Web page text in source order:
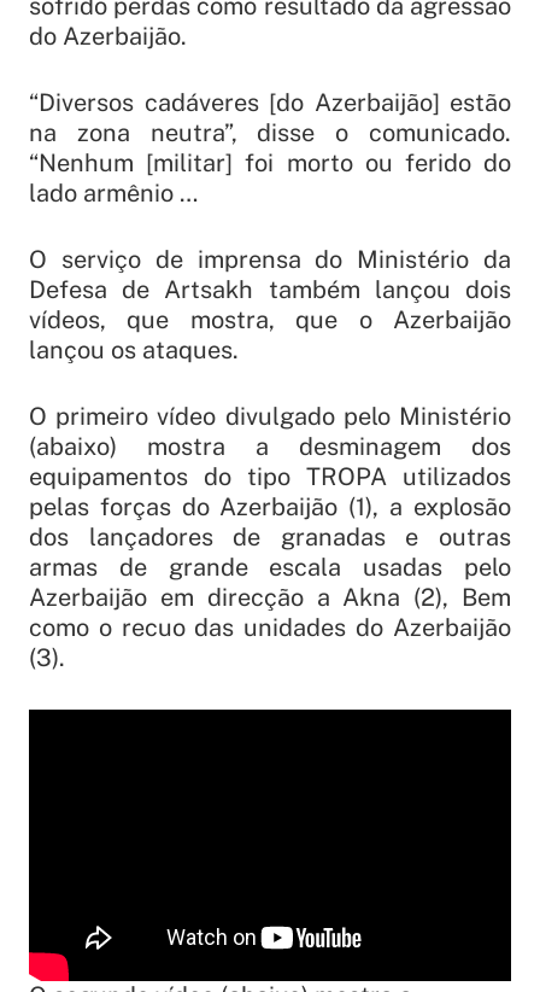
sofrido perdas como resultado da agressão
do Azerbaijão.
“Diversos cadáveres [do Azerbaijão] estão
na zona neutra”, disse o comunicado.
“Nenhum [militar] foi morto ou ferido do
lado armênio …
O serviço de imprensa do Ministério da
Defesa de Artsakh também lançou dois
vídeos, que mostra, que o Azerbaijão
lançou os ataques.
O primeiro vídeo divulgado pelo Ministério
(abaixo) mostra a desminagem dos
equipamentos do tipo TROPA utilizados
pelas forças do Azerbaijão (1), a explosão
dos lançadores de granadas e outras
armas de grande escala usadas pelo
Azerbaijão em direcção a Akna (2), Bem
como o recuo das unidades do Azerbaijão
(3).